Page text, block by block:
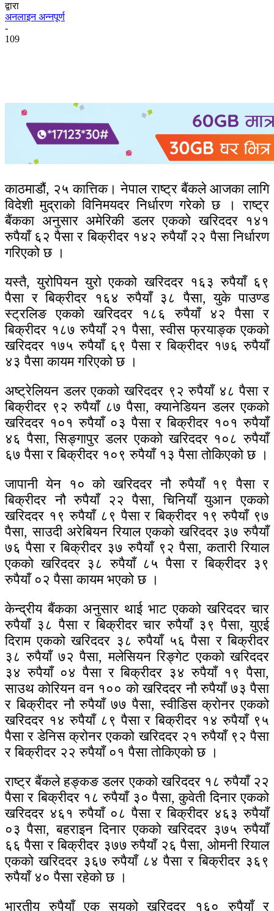
द्वारा
अनलाइन अन्नपूर्ण
-
109
काठमाडौं, २५ कात्तिक। नेपाल राष्ट्र बैंकले आजका लागि
विदेशी मुद्राको विनिमयदर निर्धारण गरेको छ । राष्ट्र
बैंकका अनुसार अमेरिकी डलर एकको खरिददर १४१
रुपैयाँ ६२ पैसा र बिक्रीदर १४२ रुपैयाँ २२ पैसा निर्धारण
गरिएको छ ।
यस्तै, युरोपियन युरो एकको खरिददर १६३ रुपैयाँ ६९
पैसा र बिक्रीदर १६४ रुपैयाँ ३८ पैसा, युके पाउण्ड
स्ट्रलिङ एकको खरिददर १८६ रुपैयाँ ४२ पैसा र
बिक्रीदर १८७ रुपैयाँ २१ पैसा, स्वीस फ्रयाङ्क एकको
खरिददर १७५ रुपैयाँ ६९ पैसा र बिक्रीदर १७६ रुपैयाँ
४३ पैसा कायम गरिएको छ ।
अष्ट्रेलियन डलर एकको खरिददर ९२ रुपैयाँ ४८ पैसा र
बिक्रीदर ९२ रुपैयाँ ८७ पैसा, क्यानेडियन डलर एकको
खरिददर १०१ रुपैयाँ ०३ पैसा र बिक्रीदर १०१ रुपैयाँ
४६ पैसा, सिङ्गापुर डलर एकको खरिददर १०८ रुपैयाँ
६७ पैसा र बिक्रीदर १०९ रुपैयाँ १३ पैसा तोकिएको छ ।
जापानी येन १० को खरिददर नौ रुपैयाँ १९ पैसा र
बिक्रीदर नौ रुपैयाँ २२ पैसा, चिनियाँ युआन एकको
खरिददर १९ रुपैयाँ ८९ पैसा र बिक्रीदर १९ रुपैयाँ ९७
पैसा, साउदी अरेबियन रियाल एकको खरिददर ३७ रुपैयाँ
७६ पैसा र बिक्रीदर ३७ रुपैयाँ ९२ पैसा, कतारी रियाल
एकको खरिददर ३८ रुपैयाँ ८५ पैसा र बिक्रीदर ३९
रुपैयाँ ०२ पैसा कायम भएको छ ।
केन्द्रीय बैंकका अनुसार थाई भाट एकको खरिददर चार
रुपैयाँ ३८ पैसा र बिक्रीदर चार रुपैयाँ ३९ पैसा, युएई
दिराम एकको खरिददर ३८ रुपैयाँ ५६ पैसा र बिक्रीदर
३८ रुपैयाँ ७२ पैसा, मलेसियन रिङ्गेट एकको खरिददर
३४ रुपैयाँ ०४ पैसा र बिक्रीदर ३४ रुपैयाँ १९ पैसा,
साउथ कोरियन वन १०० को खरिददर नौ रुपैयाँ ७३ पैसा
र बिक्रीदर नौ रुपैयाँ ७७ पैसा, स्वीडिस क्रोनर एकको
खरिददर १४ रुपैयाँ ८९ पैसा र बिक्रीदर १४ रुपैयाँ ९५
पैसा र डेनिस क्रोनर एकको खरिददर २१ रुपैयाँ ९२ पैसा
र बिक्रीदर २२ रुपैयाँ ०१ पैसा तोकिएको छ ।
राष्ट्र बैंकले हङ्कङ डलर एकको खरिददर १८ रुपैयाँ २२
पैसा र बिक्रीदर १८ रुपैयाँ ३० पैसा, कुवेती दिनार एकको
खरिददर ४६१ रुपैयाँ ०८ पैसा र बिक्रीदर ४६३ रुपैयाँ
०३ पैसा, बहराइन दिनार एकको खरिददर ३७५ रुपैयाँ
६६ पैसा र बिक्रीदर ३७७ रुपैयाँ २६ पैसा, ओमनी रियाल
एकको खरिददर ३६७ रुपैयाँ ८४ पैसा र बिक्रीदर ३६९
रुपैयाँ ४० पैसा रहेको छ ।
भारतीय रुपैयाँ एक सयको खरिददर १६० रुपैयाँ र